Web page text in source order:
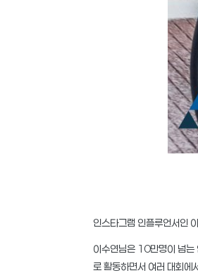
인스타그램 인플루언서인
이수연님은 10만명이
로 활동하면서 여러 대회에